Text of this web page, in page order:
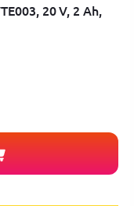
20 V, 2 Ah,